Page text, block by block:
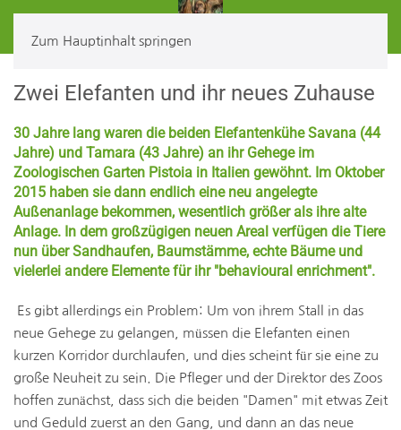
Zum Hauptinhalt springen
Zwei Elefanten und ihr neues Zuhause
30 Jahre lang waren die beiden Elefantenkühe Savana (44
Jahre) und Tamara (43 Jahre) an ihr Gehege im
Zoologischen Garten Pistoia in Italien gewöhnt. Im Oktober
2015 haben sie dann endlich eine neu angelegte
Außenanlage bekommen, wesentlich größer als ihre alte
Anlage. In dem großzügigen neuen Areal verfügen die Tiere
nun über Sandhaufen, Baumstämme, echte Bäume und
vielerlei andere Elemente für ihr "behavioural enrichment".
Es gibt allerdings ein Problem: Um von ihrem Stall in das
neue Gehege zu gelangen, müssen die Elefanten einen
kurzen Korridor durchlaufen, und dies scheint für sie eine zu
große Neuheit zu sein. Die Pfleger und der Direktor des Zoos
hoffen zunächst, dass sich die beiden "Damen" mit etwas Zeit
und Geduld zuerst an den Gang, und dann an das neue